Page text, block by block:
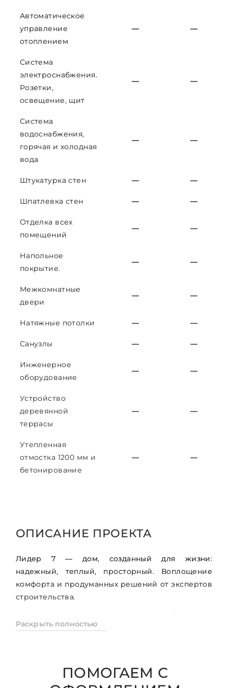
Автоматическое
управление
отоплением
— —
Система
электроснабжения.
Розетки,
освещение, щит
— —
Система
водоснабжения,
горячая и холодная
вода
— —
Штукатурка стен — —
Шпатлевка стен — —
Отделка всех
помещений
— —
Напольное
покрытие.
— —
Межкомнатные
двери
— —
Натяжные потолки — —
Санузлы — —
Инженерное
оборудование
— —
Устройство
деревянной
террасы
— —
Утепленная
отмостка 1200 мм и
бетонирование
— —
ОПИСАНИЕ ПРОЕКТА
Лидер 7 — дом, созданный для жизни:
надежный, теплый, просторный. Воплощение
комфорта и продуманных решений от экспертов
строительства.
Идеальная конструкция для комфорта и
надежности:
долговечность.
Раскрыть полностью
ПОМОГАЕМ С